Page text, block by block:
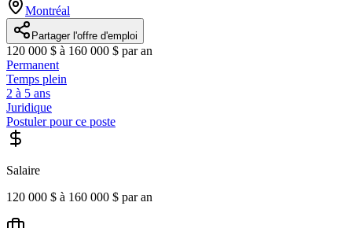
Montréal
Partager l'offre d'emploi
120 000 $ à 160 000 $ par an
Permanent
Temps plein
2 à 5 ans
Juridique
Postuler pour ce poste
Salaire
120 000 $ à 160 000 $ par an